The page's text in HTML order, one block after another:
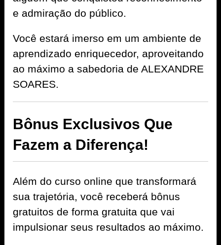
e admiração do público.
Você estará imerso em um ambiente de
aprendizado enriquecedor, aproveitando
ao máximo a sabedoria de ALEXANDRE
SOARES.
Bônus Exclusivos Que
Fazem a Diferença!
Além do curso online que transformará
sua trajetória, você receberá bônus
gratuitos de forma gratuita que vai
impulsionar seus resultados ao máximo.